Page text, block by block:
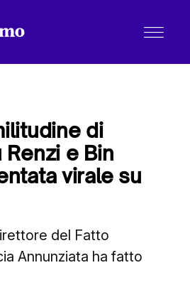
di
e Bin
virale su
del Fatto
Annunziata ha fatto